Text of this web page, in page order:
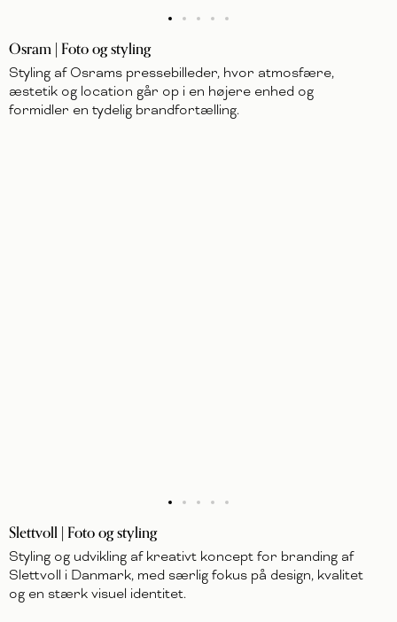
Osram | Foto og styling
Styling af Osrams pressebilleder, hvor atmosfære,
æstetik og location går op i en højere enhed og
formidler en tydelig brandfortælling.
Slettvoll | Foto og styling
Styling og udvikling af kreativt koncept for branding af
Slettvoll i Danmark, med særlig fokus på design, kvalitet
og en stærk visuel identitet.